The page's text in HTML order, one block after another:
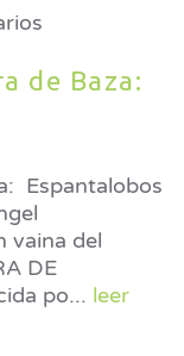
de Baza:
Espantalobos
vaina del
DE
po... leer